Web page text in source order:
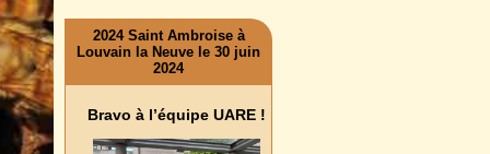
2024 Saint Ambroise à
Louvain la Neuve le 30 juin
2024
Bravo à l’équipe UARE !